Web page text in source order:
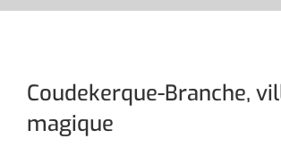
Aller
Coudekerque-Branche,
magique